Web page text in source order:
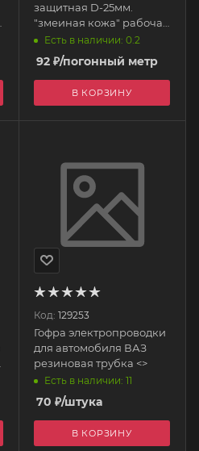
защитная D-25мм.
"змеиная кожа" рабочая
температура (-50°С-
Есть в наличии: 0.2
92₽/погонный метр
В КОРЗИНУ
Код: 129253
Гофра электропроводки
для автомобиля ВАЗ
резиновая трубка <>
Есть в наличии: 11
70 ₽/штука
В КОРЗИНУ